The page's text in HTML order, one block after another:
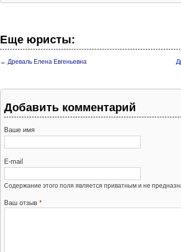
Еще юристы:
← Древаль Елена Евгеньевна
Добавить комментарий
Ваше имя
E-mail
Содержание этого поля является приватным и не
Ваш отзыв *